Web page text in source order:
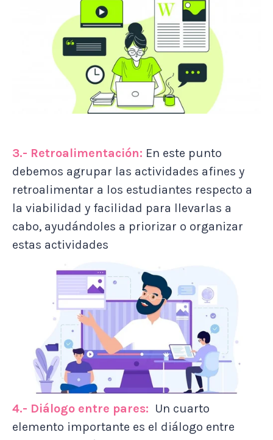
3.- Retroalimentación: En este punto
debemos agrupar las actividades afines y
retroalimentar a los estudiantes respecto a
la viabilidad y facilidad para llevarlas a
cabo, ayudándoles a priorizar o organizar
estas actividades
4.- Diálogo entre pares: Un cuarto
elemento importante es el diálogo entre